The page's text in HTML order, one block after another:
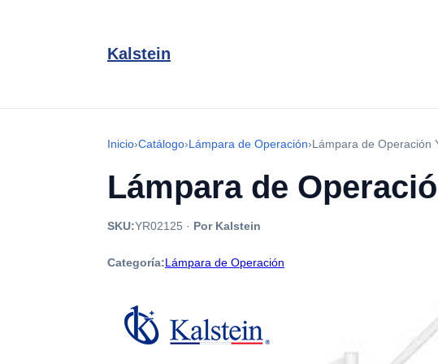
Kalstein
Inicio›Catálogo›Lámpara de Operación›Lámpara de Operación
Lámpara de
SKU:YR02125 · Por Kalstein
Categoría:Lámpara de Operación